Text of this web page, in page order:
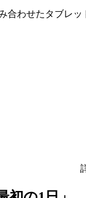
合わせたタブレ